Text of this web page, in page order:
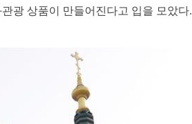
광 상품이 만들어진다고 입을 모았다.